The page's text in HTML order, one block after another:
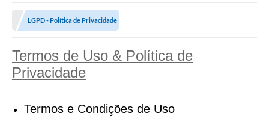
LGPD - Política de Privacidade
Termos de Uso & Política de
Privacidade
Termos e Condições de Uso